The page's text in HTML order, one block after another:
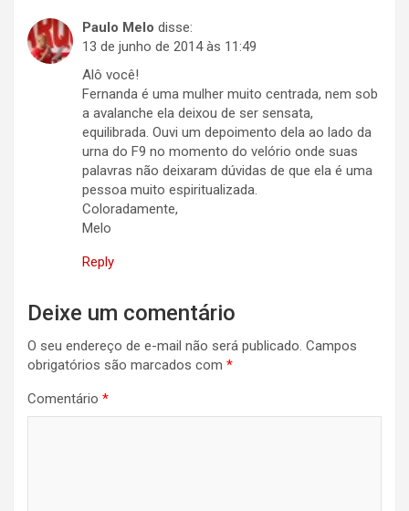
Paulo Melo disse:
13 de junho de 2014 às 11:49
Alô você!
Fernanda é uma mulher muito centrada, nem sob
a avalanche ela deixou de ser sensata,
equilibrada. Ouvi um depoimento dela ao lado da
urna do F9 no momento do velório onde suas
palavras não deixaram dúvidas de que ela é uma
pessoa muito espiritualizada.
Coloradamente,
Melo
Reply
Deixe um comentário
O seu endereço de e-mail não será publicado. Campos
obrigatórios são marcados com *
Comentário *